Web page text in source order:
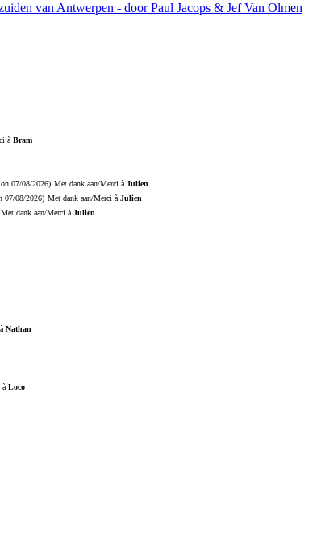
van Antwerpen - door Paul Jacops & Jef Van Olmen
à Bram
07/08/2026) Met dank aan/Merci à Julien
07/08/2026) Met dank aan/Merci à Julien
Met dank aan/Merci à Julien
Nathan
à Loco